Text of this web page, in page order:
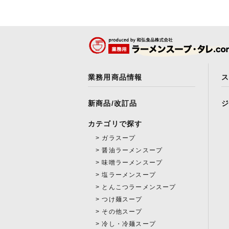
業務用商品情報
新商品/改訂品
カテゴリで探す
ガラスープ
醤油ラーメンスープ
味噌ラーメンスープ
塩ラーメンスープ
とんこつラーメンスープ
つけ麺スープ
その他スープ
冷し・冷麺スープ